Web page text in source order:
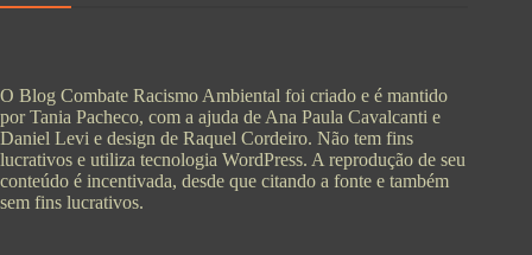
O Blog Combate Racismo Ambiental foi criado e é mantido
por Tania Pacheco, com a ajuda de Ana Paula Cavalcanti e
Daniel Levi e design de Raquel Cordeiro. Não tem fins
lucrativos e utiliza tecnologia WordPress. A reprodução de seu
conteúdo é incentivada, desde que citando a fonte e também
sem fins lucrativos.